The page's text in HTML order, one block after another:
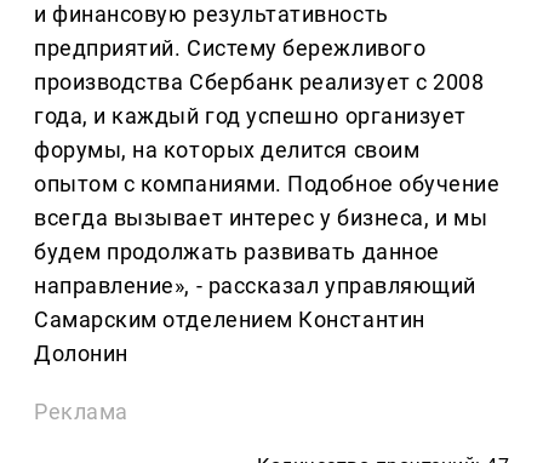
и финансовую результативность
предприятий. Систему бережливого
производства Сбербанк реализует с 2008
года, и каждый год успешно организует
форумы, на которых делится своим
опытом с компаниями. Подобное обучение
всегда вызывает интерес у бизнеса, и мы
будем продолжать развивать данное
направление», - рассказал управляющий
Самарским отделением Константин
Долонин
Реклама